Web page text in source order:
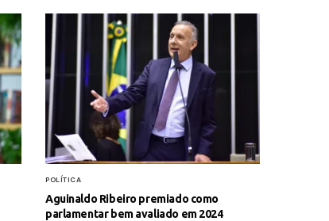
POLÍTICA
Aguinaldo Ribeiro premiado como
parlamentar bem avaliado em 2024